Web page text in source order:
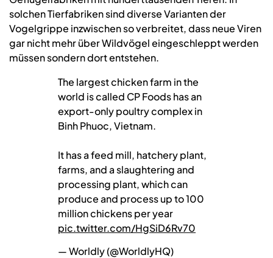
solchen Tierfabriken sind diverse Varianten der
Vogelgrippe inzwischen so verbreitet, dass neue Viren
gar nicht mehr über Wildvögel eingeschleppt werden
müssen sondern dort entstehen.
The largest chicken farm in the
world is called CP Foods has an
export-only poultry complex in
Binh Phuoc, Vietnam.
It has a feed mill, hatchery plant,
farms, and a slaughtering and
processing plant, which can
produce and process up to 100
million chickens per year
pic.twitter.com/HgSiD6Rv70
— Worldly (@WorldlyHQ)